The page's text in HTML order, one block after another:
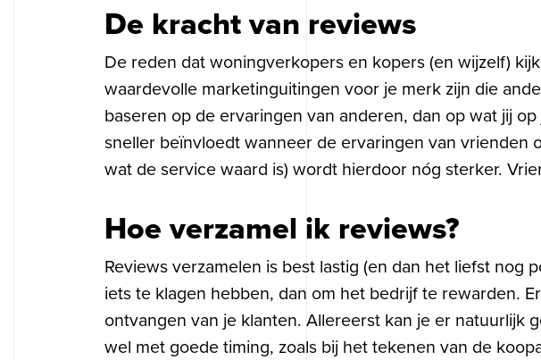
De kracht van reviews
De reden dat woningverkopers en kopers(en wijzelf)
waardevolle marketinguitingen voor je merk zijn die
baseren op de ervaringen van anderen, dan op wat jij
sneller beïnvloedt wanneer de ervaringen van
wat de service waard is) wordt hierdoor nóg sterker.
Hoe verzamel ik reviews?
Reviews verzamelen is best lastig (en dan het liefst
iets te klagen hebben, dan om het bedrijf te rewarden.
ontvangen van je klanten. Allereerst kan je er natuurlijk
wel met goede timing, zoals bij het tekenen van de